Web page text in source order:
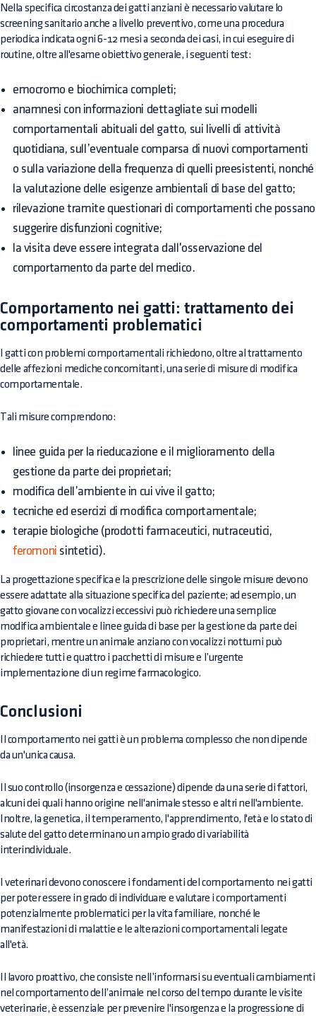
Nella specifica circostanza dei gatti anziani è necessario valutare lo
screening sanitario anche a livello preventivo, come una procedura
periodica indicata ogni 6-12 mesi a seconda dei casi, in cui eseguire di
routine, oltre all'esame obiettivo generale, i seguenti test:
emocromo e biochimica completi;
anamnesi con informazioni dettagliate sui modelli
comportamentali abituali del gatto, sui livelli di attività
quotidiana, sull’eventuale comparsa di nuovi comportamenti
o sulla variazione della frequenza di quelli preesistenti, nonché
la valutazione delle esigenze ambientali di base del gatto;
rilevazione tramite questionari di comportamenti che possano
suggerire disfunzioni cognitive;
la visita deve essere integrata dall'osservazione del
comportamento da parte del medico.
Comportamento nei gatti: trattamento dei
comportamenti problematici
I gatti con problemi comportamentali richiedono, oltre al trattamento
delle affezioni mediche concomitanti, una serie di misure di modifica
comportamentale.
Tali misure comprendono:
linee guida per la rieducazione e il miglioramento della
gestione da parte dei proprietari;
modifica dell’ambiente in cui vive il gatto;
tecniche ed esercizi di modifica comportamentale;
terapie biologiche (prodotti farmaceutici, nutraceutici,
feromoni sintetici).
La progettazione specifica e la prescrizione delle singole misure devono
essere adattate alla situazione specifica del paziente; ad esempio, un
gatto giovane con vocalizzi eccessivi può richiedere una semplice
modifica ambientale e linee guida di base per la gestione da parte dei
proprietari, mentre un animale anziano con vocalizzi notturni può
richiedere tutti e quattro i pacchetti di misure e l’urgente
implementazione di un regime farmacologico.
Conclusioni
Il comportamento nei gatti è un problema complesso che non dipende
da un'unica causa.
Il suo controllo (insorgenza e cessazione) dipende da una serie di fattori,
alcuni dei quali hanno origine nell'animale stesso e altri nell'ambiente.
Inoltre, la genetica, il temperamento, l'apprendimento, l'età e lo stato di
salute del gatto determinano un ampio grado di variabilità
interindividuale.
I veterinari devono conoscere i fondamenti del comportamento nei gatti
per poter essere in grado di individuare e valutare i comportamenti
potenzialmente problematici per la vita familiare, nonché le
manifestazioni di malattie e le alterazioni comportamentali legate
all'età.
Il lavoro proattivo, che consiste nell’informarsi su eventuali cambiamenti
nel comportamento dell’animale nel corso del tempo durante le visite
veterinarie, è essenziale per prevenire l'insorgenza e la progressione di